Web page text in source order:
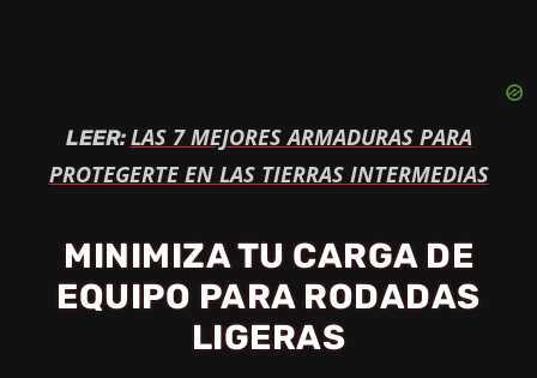
LEER:LAS 7 MEJORES ARMADURAS PARA
PROTEGERTE EN LAS TIERRAS INTERMEDIAS
MINIMIZA TU CARGA DE
EQUIPO PARA RODADAS
LIGERAS